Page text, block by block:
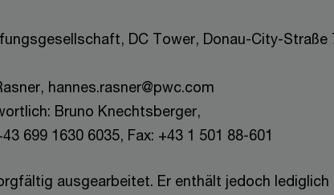
DC Tower, Donau-City-Straße
hannes.rasner@pwc.com
Bruno Knechtsberger,
699 1630 6035, Fax: +43 1 501 88-601
ausgearbeitet. Er enthält jedoch lediglich